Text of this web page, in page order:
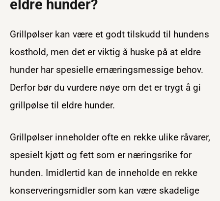
eldre hunder?
Grillpølser kan være et godt tilskudd til hundens
kosthold, men det er viktig å huske på at eldre
hunder har spesielle ernæringsmessige behov.
Derfor bør du vurdere nøye om det er trygt å gi
grillpølse til eldre hunder.
Grillpølser inneholder ofte en rekke ulike råvarer,
spesielt kjøtt og fett som er næringsrike for
hunden. Imidlertid kan de inneholde en rekke
konserveringsmidler som kan være skadelige